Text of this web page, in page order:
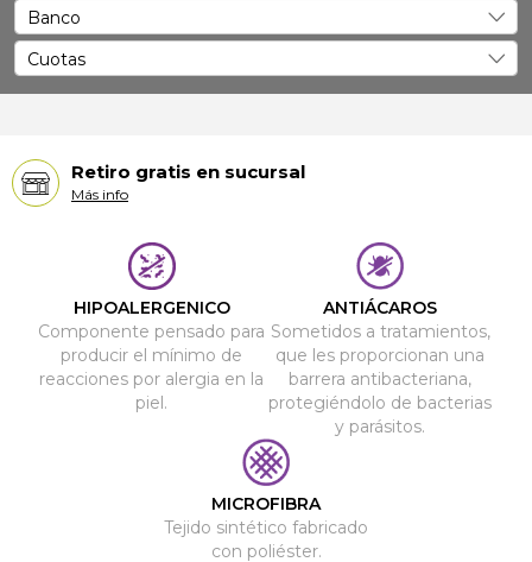
Retiro gratis en sucursal
Más info
HIPOALERGENICO
Componente pensado para
producir el mínimo de
reacciones por alergia en la
piel.
ANTIÁCAROS
Sometidos a tratamientos,
que les proporcionan una
barrera antibacteriana,
protegiéndolo de bacterias
y parásitos.
MICROFIBRA
Tejido sintético fabricado
con poliéster.